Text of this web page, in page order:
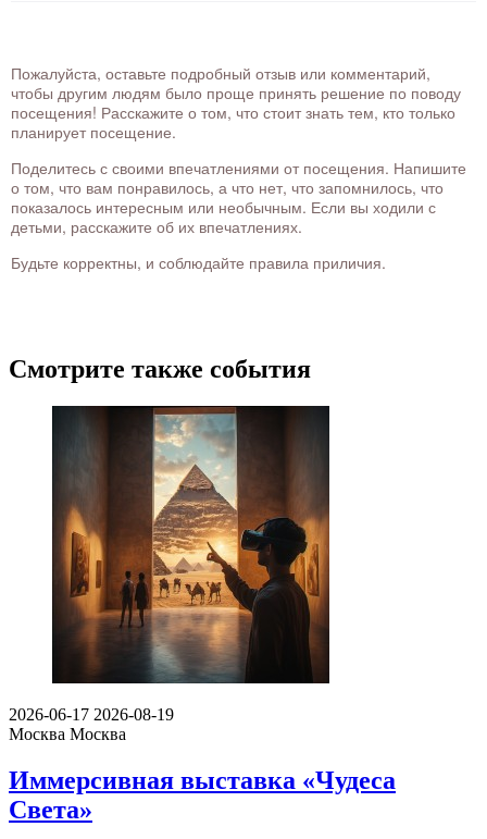
Пожалуйста, оставьте подробный отзыв или комментарий,
чтобы другим людям было проще принять решение по поводу
посещения! Расскажите о том, что стоит знать тем, кто только
планирует посещение.
Поделитесь с своими впечатлениями от посещения. Напишите
о том, что вам понравилось, а что нет, что запомнилось, что
показалось интересным или необычным. Если вы ходили с
детьми, расскажите об их впечатлениях.
Будьте корректны, и соблюдайте правила приличия.
Смотрите также события
2026-06-17 2026-08-19
Москва Москва
Иммерсивная выставка «Чудеса
Света»